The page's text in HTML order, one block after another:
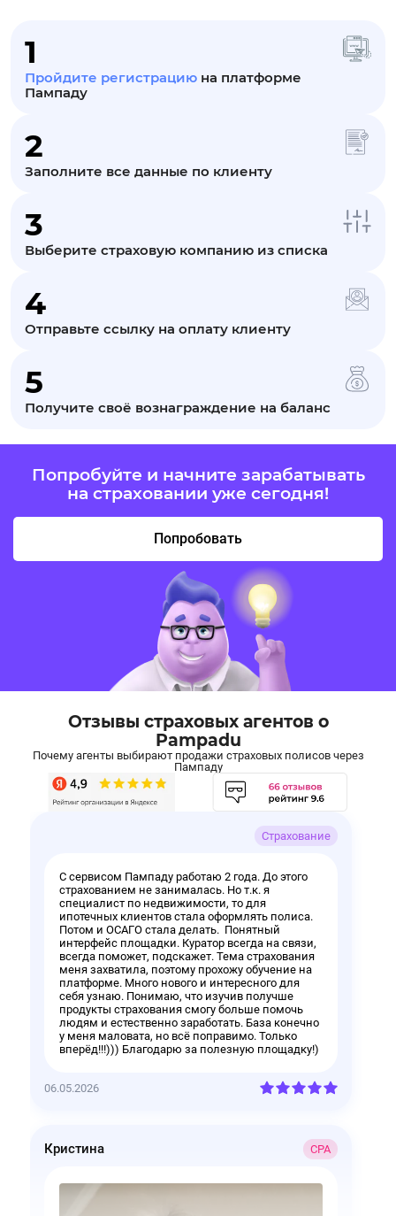
1
Пройдите регистрацию на платформе
Пампаду
2
Заполните все данные по клиенту
3
Выберите страховую компанию из списка
4
Отправьте ссылку на оплату клиенту
5
Получите своё вознаграждение на баланс
Попробовать
Попробуйте и начните зарабатывать
на страховании уже сегодня!
Отзывы страховых агентов о
Pampadu
Почему агенты выбирают продажи страховых полисов через
Пампаду
Страхование
С сервисом Пампаду работаю 2 года. До этого
страхованием не занималась. Но т.к. я
специалист по недвижимости, то для
ипотечных клиентов стала оформлять полиса.
Потом и ОСАГО стала делать.  Понятный
интерфейс площадки. Куратор всегда на связи,
всегда поможет, подскажет. Тема страхования
меня захватила, поэтому прохожу обучение на
платформе. Много нового и интересного для
себя узнаю. Понимаю, что изучив получше
продукты страхования смогу больше помочь
людям и естественно заработать. База конечно
у меня маловата, но всё поправимо. Только
вперёд!!!))) Благодарю за полезную площадку!)
06.05.2026
Кристина СРА